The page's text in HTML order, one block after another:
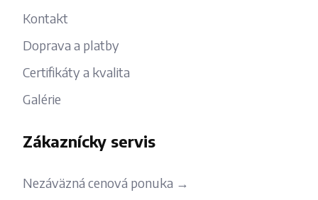
Kontakt
Doprava a platby
Certifikáty a kvalita
Galérie
Zákaznícky servis
Nezáväzná cenová ponuka →